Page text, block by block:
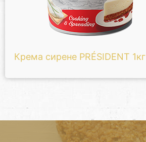
Крема сирене PRÉSIDENT 1кг